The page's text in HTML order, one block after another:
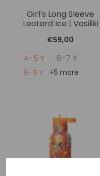
Girl’s Long Sleeve
Leotard Ice | Vasiliki
€59,00
4-5 Y
6-7 Y
8-9 Y
+5 more